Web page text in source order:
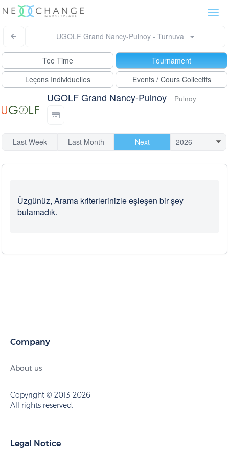
UGOLF Grand Nancy-Pulnoy - Turnuva
Tee Time
Tournament
Leçons Individuelles
Events / Cours Collectifs
UGOLF Grand Nancy-Pulnoy Pulnoy
Last Week Last Month Next
Üzgünüz, Arama kriterlerinizle eşleşen bir şey
bulamadık.
Company
About us
Copyright © 2013-2026
All rights reserved.
Legal Notice